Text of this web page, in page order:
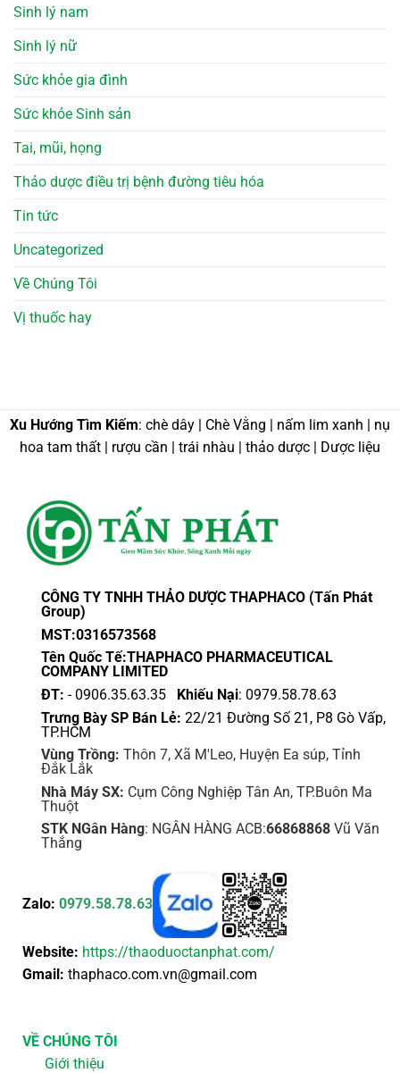
Sinh lý nam
Sinh lý nữ
Sức khỏe gia đình
Sức khỏe Sinh sản
Tai, mũi, họng
Thảo dược điều trị bệnh đường tiêu hóa
Tin tức
Uncategorized
Về Chúng Tôi
Vị thuốc hay
Xu Hướng Tìm Kiếm: chè dây | Chè Vằng | nấm lim xanh | nụ
hoa tam thất | rượu cần | trái nhàu | thảo dược | Dược liệu
CÔNG TY TNHH THẢO DƯỢC THAPHACO (Tấn Phát
Group)
MST:0316573568
Tên Quốc Tế:THAPHACO PHARMACEUTICAL
COMPANY LIMITED
ĐT: - 0906.35.63.35 Khiếu Nại: 0979.58.78.63
Trưng Bày SP Bán Lẻ: 22/21 Đường Số 21, P8 Gò Vấp,
TP.HCM
Vùng Trồng: Thôn 7, Xã M'Leo, Huyện Ea súp, Tỉnh
Đắk Lắk
Nhà Máy SX: Cụm Công Nghiệp Tân An, TP.Buôn Ma
Thuột
STK NGân Hàng: NGÂN HÀNG ACB:66868868Vũ Văn
Thắng
Zalo: 0979.58.78.63
Website: https://thaoduoctanphat.com/
Gmail: thaphaco.com.vn@gmail.com
VỀ CHÚNG TÔI
Giới thiệu